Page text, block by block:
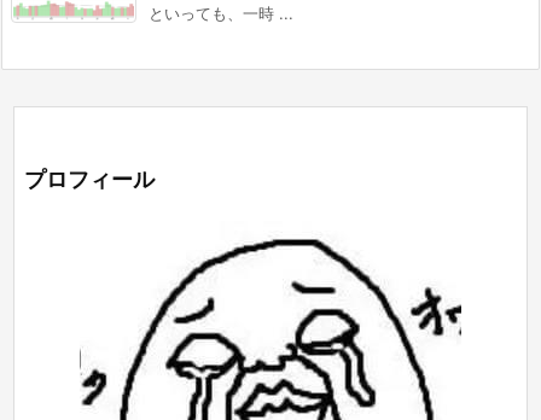
といっても、一時 ...
プロフィール